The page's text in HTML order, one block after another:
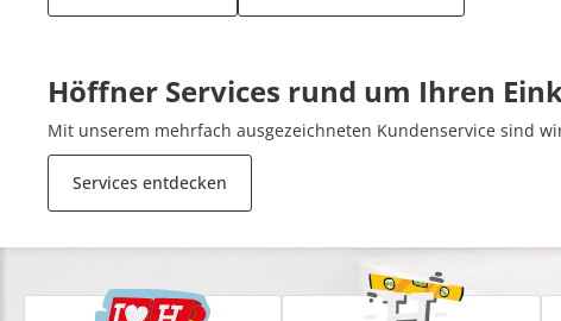
Höffner Services rund um Ihren
Mit unserem mehrfach ausgezeichneten Kundenservice sind
Services entdecken